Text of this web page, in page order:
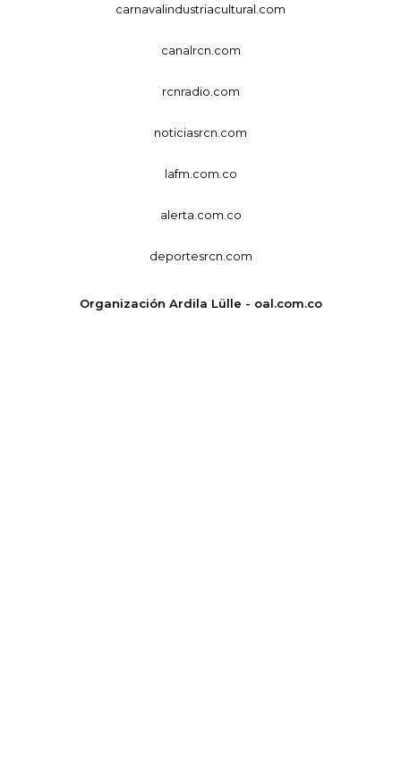
carnavalindustriacultural.com
canalrcn.com
rcnradio.com
noticiasrcn.com
lafm.com.co
alerta.com.co
deportesrcn.com
Organización Ardila Lülle - oal.com.co